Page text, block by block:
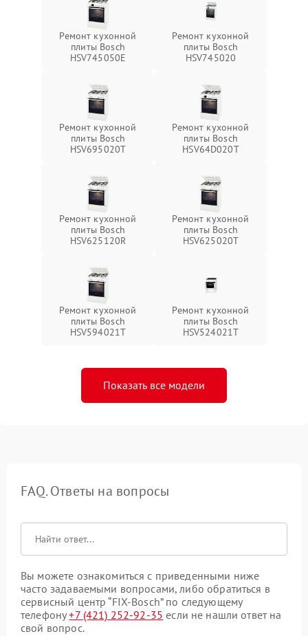
Ремонт кухонной
плиты Bosch
HSV745050E
Ремонт кухонной
плиты Bosch
HSV745020
Ремонт кухонной
плиты Bosch
HSV695020T
Ремонт кухонной
плиты Bosch
HSV64D020T
Ремонт кухонной
плиты Bosch
HSV625120R
Ремонт кухонной
плиты Bosch
HSV625020T
Ремонт кухонной
плиты Bosch
HSV594021T
Ремонт кухонной
плиты Bosch
HSV524021T
Показать все модели
FAQ. Ответы на вопросы
Вы можете ознакомиться с приведенными ниже
часто задаваемыми вопросами, либо обратиться в
сервисный центр “FIX-Bosch” по следующему
телефону+7 (421) 252-92-35 если не нашли ответ на
свой вопрос.